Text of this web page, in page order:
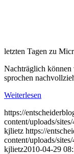
letzten Tagen zu
Nachträglich können
sprochen
Weiterlesen
https://
content/uploads/
kjlietz https://
content/uploads/
kjlietz2010-04-29